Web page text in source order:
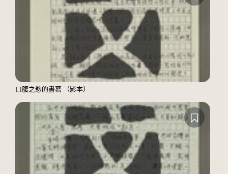
口腹之慾的書寫 （影本）